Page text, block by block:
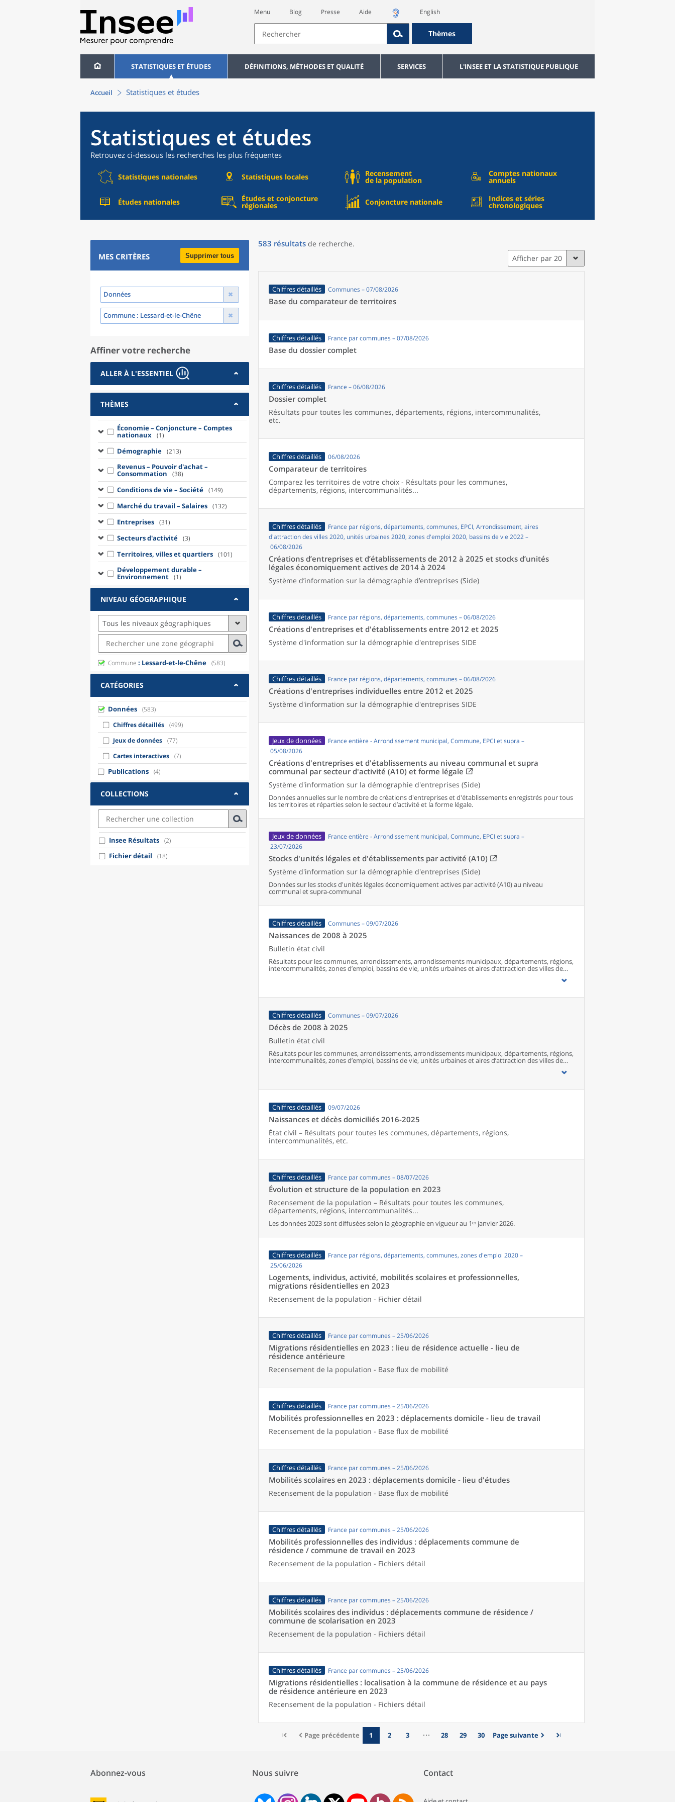
Menu Blog Presse Aide English
Thèmes
STATISTIQUES ET ÉTUDES DÉFINITIONS, MÉTHODES ET QUALITÉ SERVICES L'INSEE ET LA STATISTIQUE PUBLIQUE
Accueil Statistiques et études
Statistiques et études
Retrouvez ci-dessous les recherches les plus fréquentes
Statistiques nationales Statistiques locales Recensement
de la population
Comptes nationaux
annuels
Études nationales Études et conjoncture
régionales Conjoncture nationale Indices et séries
chronologiques
MES CRITÈRES Supprimer tous
Données
Commune : Lessard-et-le-Chêne
Affiner votre recherche
ALLER À L'ESSENTIEL
THÈMES
Économie – Conjoncture – Comptes
nationaux (1)
Démographie (213)
Revenus – Pouvoir d'achat –
Consommation (38)
Conditions de vie – Société (149)
Marché du travail – Salaires (132)
Entreprises (31)
Secteurs d'activité (3)
Territoires, villes et quartiers (101)
Développement durable –
Environnement (1)
NIVEAU GÉOGRAPHIQUE
Tous les niveaux géographiques
Commune : Lessard-et-le-Chêne (583)
CATÉGORIES
Données (583)
Chiffres détaillés (499)
Jeux de données (77)
Cartes interactives (7)
Publications (4)
COLLECTIONS
Insee Résultats (2)
Fichier détail (18)
583 résultats de recherche.
Afficher par 20
Chiffres détaillés Communes – 07/08/2026
Base du comparateur de territoires
Chiffres détaillés France par communes – 07/08/2026
Base du dossier complet
Chiffres détaillés France – 06/08/2026
Dossier complet
Résultats pour toutes les communes, départements, régions, intercommunalités,
etc.
Chiffres détaillés 06/08/2026
Comparateur de territoires
Comparez les territoires de votre choix - Résultats pour les communes,
départements, régions, intercommunalités...
Chiffres détaillés
France par régions, départements, communes, EPCI, Arrondissement, aires
d'attraction des villes 2020, unités urbaines 2020, zones d'emploi 2020, bassins de vie 2022 –
06/08/2026
Créations d’entreprises et d’établissements de 2012 à 2025 et stocks d’unités
légales économiquement actives de 2014 à 2024
Système d’information sur la démographie d’entreprises (Side)
Chiffres détaillés France par régions, départements, communes – 06/08/2026
Créations d'entreprises et d'établissements entre 2012 et 2025
Système d'information sur la démographie d'entreprises SIDE
Chiffres détaillés France par régions, départements, communes – 06/08/2026
Créations d'entreprises individuelles entre 2012 et 2025
Système d'information sur la démographie d'entreprises SIDE
Jeux de données
France entière - Arrondissement municipal, Commune, EPCI et supra –
05/08/2026
Créations d'entreprises et d'établissements au niveau communal et supra
communal par secteur d'activité (A10) et forme légale
Système d'information sur la démographie d'entreprises (Side)
Données annuelles sur le nombre de créations d'entreprises et d'établissements enregistrés pour tous
les territoires et réparties selon le secteur d’activité et la forme légale.
Jeux de données
France entière - Arrondissement municipal, Commune, EPCI et supra –
23/07/2026
Stocks d'unités légales et d'établissements par activité (A10)
Système d'information sur la démographie d'entreprises (Side)
Données sur les stocks d'unités légales économiquement actives par activité (A10) au niveau
communal et supra-communal
Chiffres détaillés Communes – 09/07/2026
Naissances de 2008 à 2025
Bulletin état civil
Résultats pour les communes, arrondissements, arrondissements municipaux, départements, régions,
intercommunalités, zones d’emploi, bassins de vie, unités urbaines et aires d’attraction des villes de
France (y compris Mayotte à partir de 2014).
Chiffres détaillés Communes – 09/07/2026
Décès de 2008 à 2025
Bulletin état civil
Résultats pour les communes, arrondissements, arrondissements municipaux, départements, régions,
intercommunalités, zones d’emploi, bassins de vie, unités urbaines et aires d’attraction des villes de
Chiffres détaillés 09/07/2026
Naissances et décès domiciliés 2016-2025
État civil – Résultats pour toutes les communes, départements, régions,
intercommunalités, etc.
Chiffres détaillés France par communes – 08/07/2026
Évolution et structure de la population en 2023
Recensement de la population – Résultats pour toutes les communes,
départements, régions, intercommunalités...
Les données 2023 sont diffusées selon la géographie en vigueur au 1ᵉʳ janvier 2026.
Chiffres détaillés
France par régions, départements, communes, zones d'emploi 2020 –
25/06/2026
Logements, individus, activité, mobilités scolaires et professionnelles,
migrations résidentielles en 2023
Recensement de la population - Fichier détail
Chiffres détaillés France par communes – 25/06/2026
Migrations résidentielles en 2023 : lieu de résidence actuelle - lieu de
résidence antérieure
Recensement de la population - Base flux de mobilité
Chiffres détaillés France par communes – 25/06/2026
Mobilités professionnelles en 2023 : déplacements domicile - lieu de travail
Recensement de la population - Base flux de mobilité
Chiffres détaillés France par communes – 25/06/2026
Mobilités scolaires en 2023 : déplacements domicile - lieu d'études
Recensement de la population - Base flux de mobilité
Chiffres détaillés France par communes – 25/06/2026
Mobilités professionnelles des individus : déplacements commune de
résidence / commune de travail en 2023
Recensement de la population - Fichiers détail
Chiffres détaillés France par communes – 25/06/2026
Mobilités scolaires des individus : déplacements commune de résidence /
commune de scolarisation en 2023
Recensement de la population - Fichiers détail
Chiffres détaillés France par communes – 25/06/2026
Migrations résidentielles : localisation à la commune de résidence et au pays
de résidence antérieure en 2023
Recensement de la population - Fichiers détail
Page précédente 1 2 3 28 29 30 Page suivante
Abonnez-vous Nous suivre Contact